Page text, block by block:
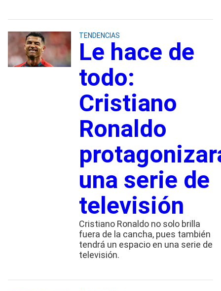
TENDENCIAS
Le hace de
todo:
Cristiano
Ronaldo
una serie de
televisión
Cristiano Ronaldo no solo brilla
fuera de la cancha, pues también
tendrá un espacio en una serie de
televisión.